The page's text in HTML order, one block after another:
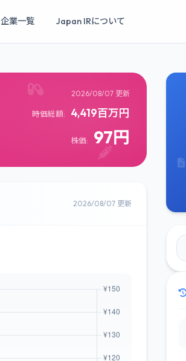
企業一覧 Japan IRについて
2026/08/07 更新
時価総額: 4,419百万円
株価: 97円
2026/08/07 更新